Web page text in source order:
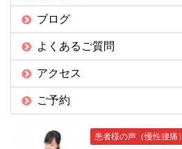
ブログ
よくあるご質問
アクセス
ご予約
患者様の声（慢性腰痛）